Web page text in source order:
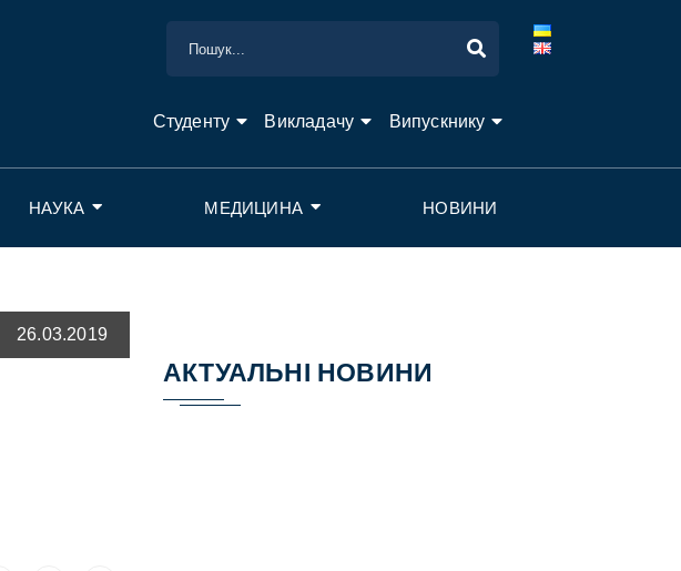
Студенту Викладачу Випускнику
НАУКА МЕДИЦИНА НОВИНИ
26.03.2019
АКТУАЛЬНІ НОВИНИ